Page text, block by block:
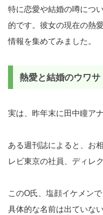
特に恋愛や結婚の噂につ
的です。彼女の現在の熱
情報を集めてみました。
熱愛と結婚のウワサ
実は、昨年末に田中瞳ア
ある週刊誌によると、お
レビ東京の社員、ディレ
このO氏、塩顔イケメン
具体的な名前は出ていな